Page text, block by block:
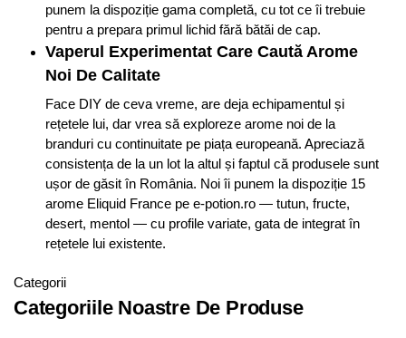
punem la dispoziție gama completă, cu tot ce îi trebuie
pentru a prepara primul lichid fără bătăi de cap.
Vaperul Experimentat Care Caută Arome
Noi De Calitate
Face DIY de ceva vreme, are deja echipamentul și
rețetele lui, dar vrea să exploreze arome noi de la
branduri cu continuitate pe piața europeană. Apreciază
consistența de la un lot la altul și faptul că produsele sunt
ușor de găsit în România. Noi îi punem la dispoziție 15
arome Eliquid France pe e-potion.ro — tutun, fructe,
desert, mentol — cu profile variate, gata de integrat în
rețetele lui existente.
Categorii
Categoriile Noastre De Produse